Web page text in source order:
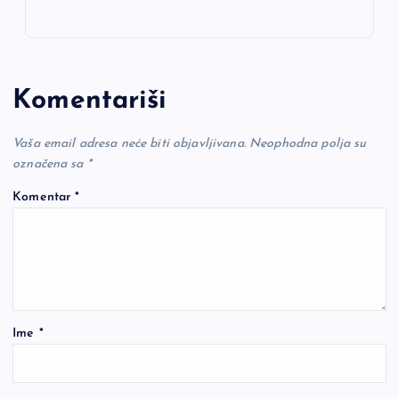
Komentariši
Vaša email adresa neće biti objavljivana. Neophodna polja su
označena sa *
Komentar*
Ime *